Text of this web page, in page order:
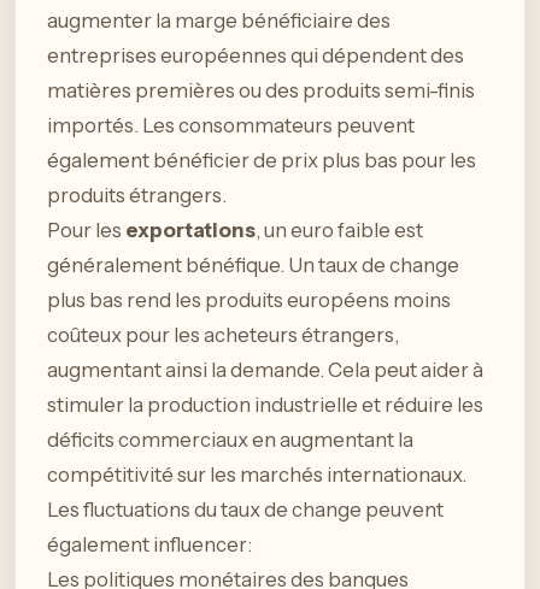
augmenter la marge bénéficiaire des
entreprises européennes qui dépendent des
matières premières ou des produits semi-finis
importés. Les consommateurs peuvent
également bénéficier de prix plus bas pour les
produits étrangers.
Pour les exportations, un euro faible est
généralement bénéfique. Un taux de change
plus bas rend les produits européens moins
coûteux pour les acheteurs étrangers,
augmentant ainsi la demande. Cela peut aider à
stimuler la production industrielle et réduire les
déficits commerciaux en augmentant la
compétitivité sur les marchés internationaux.
Les fluctuations du taux de change peuvent
également influencer:
Les politiques monétaires des banques